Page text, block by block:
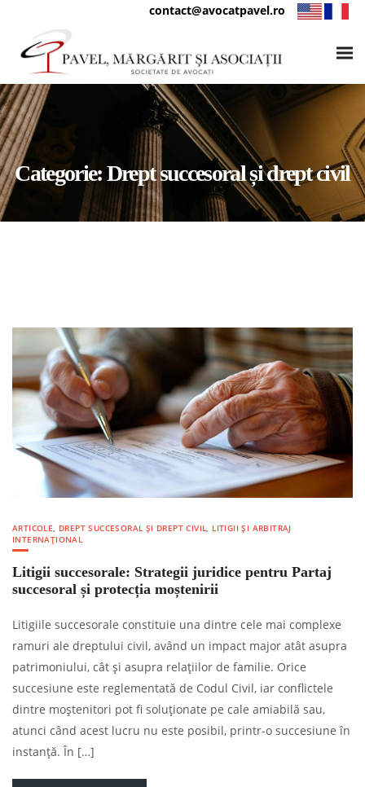
contact@avocatpavel.ro
Categorie:Drept succesoral și drept civil
ARTICOLE, DREPT SUCCESORAL ȘI DREPT CIVIL, LITIGII ȘI ARBITRAJ
INTERNAȚIONAL
Litigii succesorale: Strategii juridice pentru Partaj
succesoral și protecția moștenirii
Litigiile succesorale constituie una dintre cele mai complexe
ramuri ale dreptului civil, având un impact major atât asupra
patrimoniului, cât și asupra relațiilor de familie. Orice
succesiune este reglementată de Codul Civil, iar conflictele
dintre moștenitori pot fi soluționate pe cale amiabilă sau,
atunci când acest lucru nu este posibil, printr-o succesiune în
instanță. În […]